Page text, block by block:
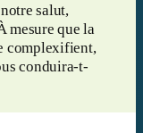
salut,
mesure que la
complexifient,
conduira-t-